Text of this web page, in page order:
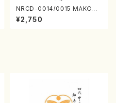
NRCD-0014/0015 MAKOTO
NAKAMURA SOLO PIANO
さんにんひとり（CD）
¥2,750